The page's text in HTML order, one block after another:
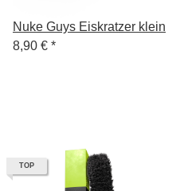
Nuke Guys Eiskratzer klein
8,90 € *
TOP